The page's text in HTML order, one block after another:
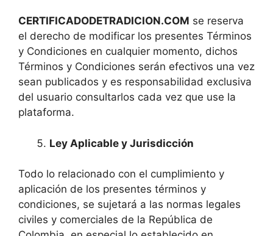
CERTIFICADODETRADICION.COM se reserva
el derecho de modificar los presentes Términos
y Condiciones en cualquier momento, dichos
Términos y Condiciones serán efectivos una vez
sean publicados y es responsabilidad exclusiva
del usuario consultarlos cada vez que use la
plataforma.
Ley Aplicable y Jurisdicción
Todo lo relacionado con el cumplimiento y
aplicación de los presentes términos y
condiciones, se sujetará a las normas legales
civiles y comerciales de la República de